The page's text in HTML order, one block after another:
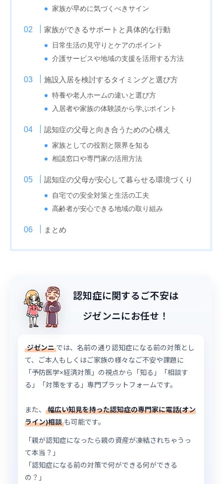
家族が早めに気づくべきサイン
家族ができるサポートと具体的な行動
日常生活の見守りとケアのポイント
介護サービスや地域の支援を活用する方法
施設入居を検討するタイミングと選び方
特養や老人ホームの違いと選び方
入居者や家族の体験談から学ぶポイント
認知症の父母と向き合うための心構え
家族としての役割と限界を知る
相談窓口や専門家の活用方法
認知症の父母が安心して暮らせる環境づくり
自宅での安全対策と生活の工夫
高齢者が安心できる地域の取り組み
まとめ
認知症に関するご不安は
ジゼンニにお任せ！
ジゼンニ では、名前の通り認知症になる前の対策とし
て、ご本人もしくはご家族の様々なご不安や課題に
「予防医学×経済対策」の視点から「知る」「相談す
る」「対策をする」専門プラットフォームです。
また、
幅広い知見を持った認知症の専門家に電話(オン
ライン)相談も可能です。
「親が認知症になったら親の資産が凍結されちゃうっ
て本当？」
「認知症になる前の対策で何ができる何ができる
の？」